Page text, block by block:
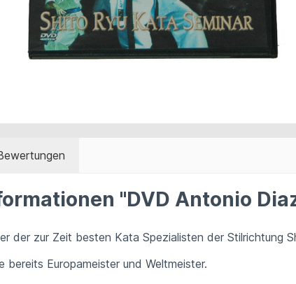
"DVD Antonio
der zur Zeit besten Kata Spezialisten der
bereits Europameister und Weltmeister.